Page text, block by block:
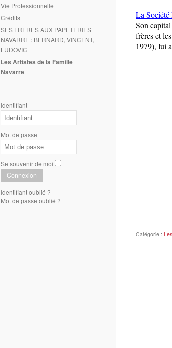
Vie Professionnelle
Crédits
SES FRERES AUX PAPETERIES
NAVARRE : BERNARD, VINCENT,
LUDOVIC
Les Artistes de la Famille
Navarre
Identifiant
Mot de passe
Se souvenir de moi
Connexion
Identifiant oublié ?
Mot de passe oublié ?
La Société
Son
frères et
1979), lui
Catégorie :